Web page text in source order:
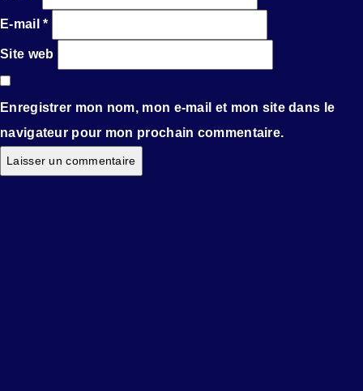
E-mail*
Site web
Enregistrer mon nom, mon e-mail et mon site dans le
navigateur pour mon prochain commentaire.